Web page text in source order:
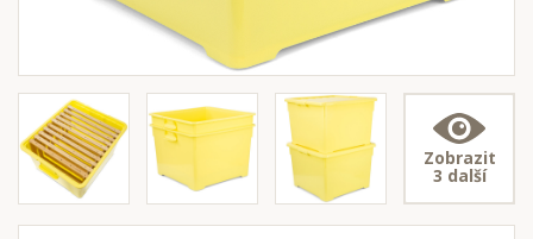
Zobrazit
3 další